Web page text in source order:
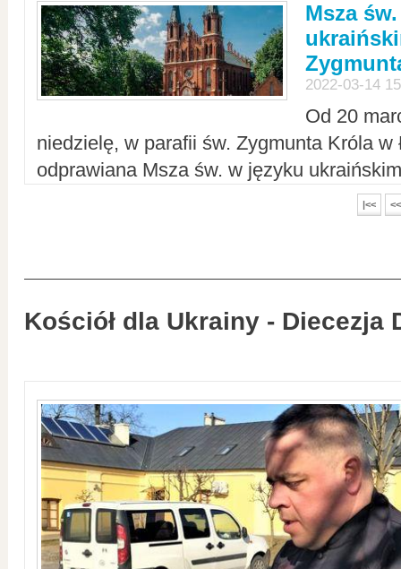
Msza
2022-03-14
Od 20
niedzielę, w parafii św. Zygmunta Króla w
odprawiana Msza św. w języku
|<< <<
Kościół dla Ukrainy - Diecezja